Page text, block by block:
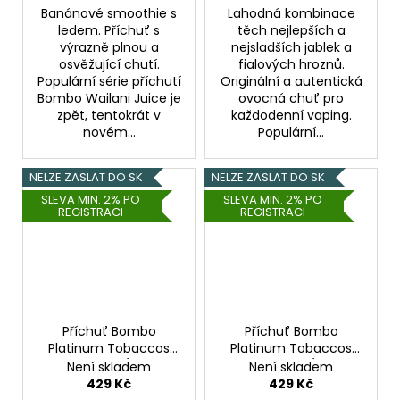
Banánové smoothie s
ledem. Příchuť s
výrazně plnou a
osvěžující chutí.
Populární série příchutí
Bombo Wailani Juice je
zpět, tentokrát v
novém...
Lahodná kombinace
těch nejlepších a
nejsladších jablek a
fialových hroznů.
Originální a autentická
ovocná chuť pro
každodenní vaping.
Populární...
NELZE ZASLAT DO SK
SLEVA MIN. 2% PO
REGISTRACI
Příchuť Bombo
Platinum Tobaccos
S&V: Pompeii (Tradiční
tabáková směs) 15ml
Není skladem
429 Kč
NELZE ZASLAT DO SK
SLEVA MIN. 2% PO
REGISTRACI
Příchuť Bombo
Platinum Tobaccos
S&V: Originis (Tabák
RY4) 15ml
Není skladem
429 Kč